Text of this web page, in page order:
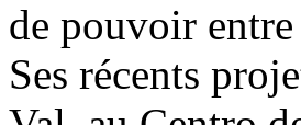
de pouvoir
Ses récents